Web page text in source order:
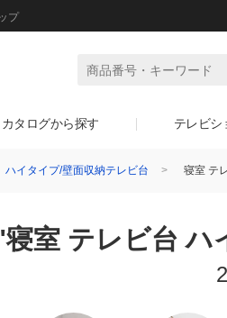
プ
カタログから探す テレビシ
ハイタイプ/壁面収納テレビ台 寝室 テ
寝室 テレビ台 ハ